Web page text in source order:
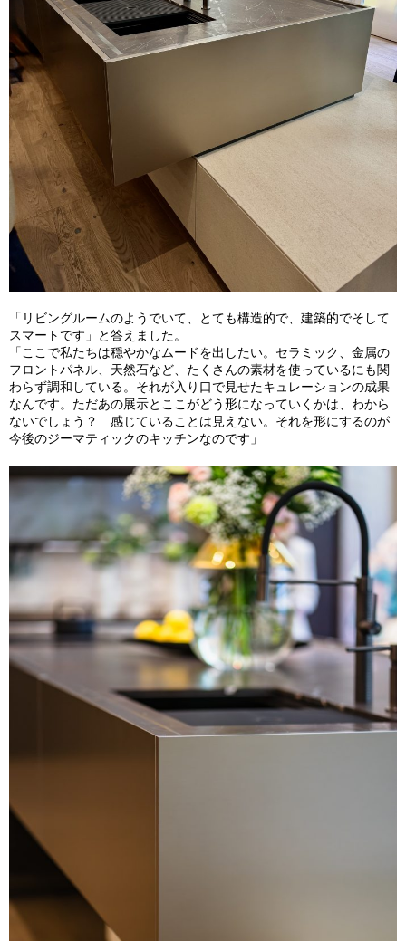
「リビングルームのようでいて、とても構造的で、建築的でそして
スマートです」と答えました。
「ここで私たちは穏やかなムードを出したい。セラミック、金属の
フロントパネル、天然石など、たくさんの素材を使っているにも関
わらず調和している。それが入り口で見せたキュレーションの成果
なんです。ただあの展示とここがどう形になっていくかは、わから
ないでしょう？ 感じていることは見えない。それを形にするのが
今後のジーマティックのキッチンなのです」